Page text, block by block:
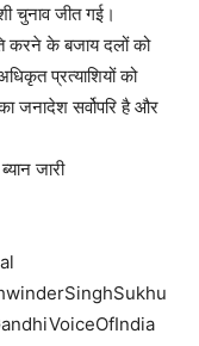
चुनाव जीत गई।
करने के बजाय दलों को
प्रत्याशियों को
जनादेश सर्वोपरि है और
जारी